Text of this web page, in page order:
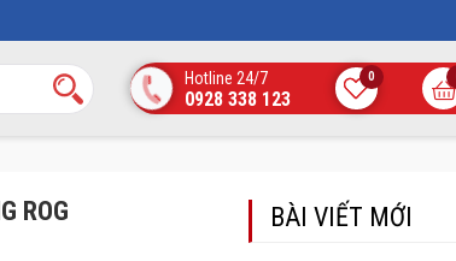
Hotline 24/7
0928 338 123
0
ROG BÀI VIẾT MỚI